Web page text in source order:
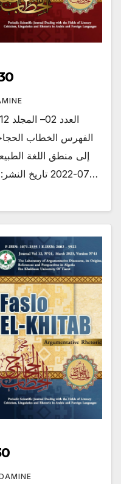
30
الفهرس الخطاب
07-2022 تاريخ النشر: 30-06-2023 ص 7-24. حجاجية…